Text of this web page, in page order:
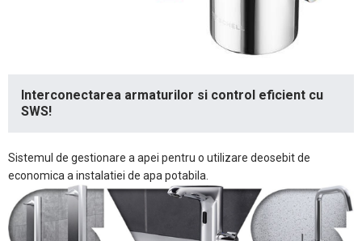
Interconectarea armaturilor si control eficient cu
SWS!
Sistemul de gestionare a apei pentru o utilizare deosebit de
economica a instalatiei de apa potabila.